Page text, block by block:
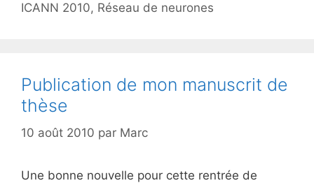
ICANN 2010, Réseau de neurones
Publication de mon manuscrit de
thèse
10 août 2010 par Marc
Une bonne nouvelle pour cette rentrée de